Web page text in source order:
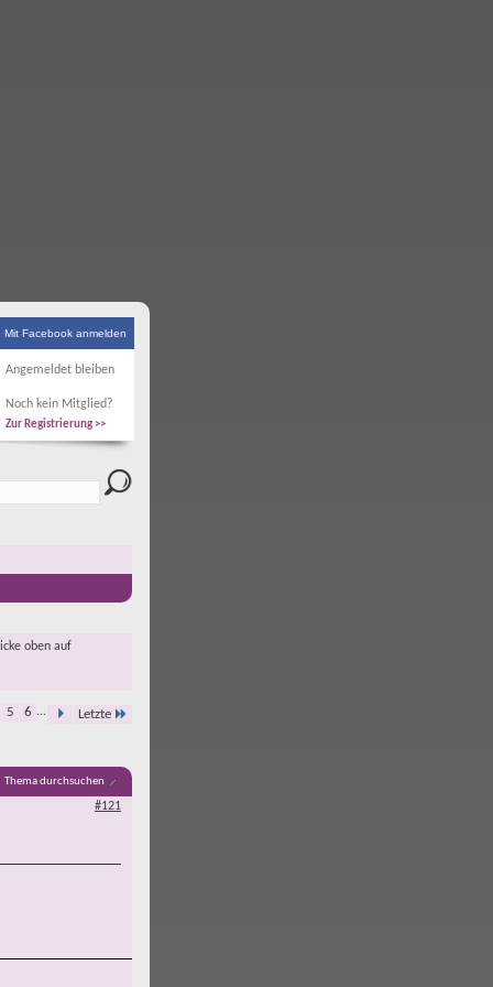
Mit Facebook anmelden
Angemeldet bleiben
Noch kein Mitglied?
Zur Registrierung >>
oben auf
5 6 ... Letzte
Thema durchsuchen
#121